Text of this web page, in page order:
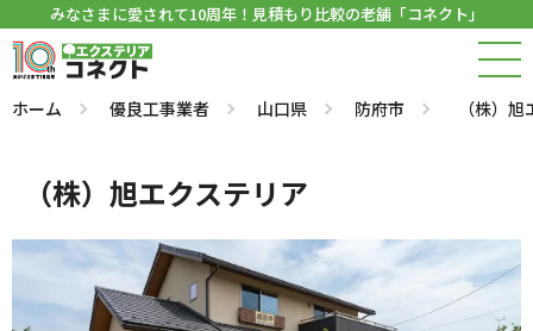
みなさまに愛されて10周年！見積もり比較の老舗「コネクト」
ホーム 優良工事業者 山口県 防府市 （株）
（株）旭エクステリア